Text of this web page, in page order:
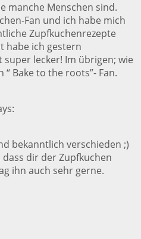
manche Menschen sind.
Fan und ich habe mich
Zupfkuchenrezepte
habe ich gestern
lecker! Im übrigen; wie
“ Bake to the roots”- Fan.
bekanntlich verschieden ;)
dir der Zupfkuchen
ihn auch sehr gerne.